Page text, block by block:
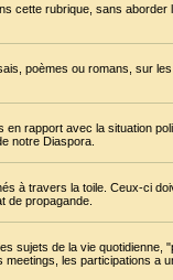
cette rubrique, sans
poèmes ou romans, sur
rapport avec la situation
notre Diaspora.
à travers la toile. Ceux-ci
de propagande.
sujets de la vie
les participations a